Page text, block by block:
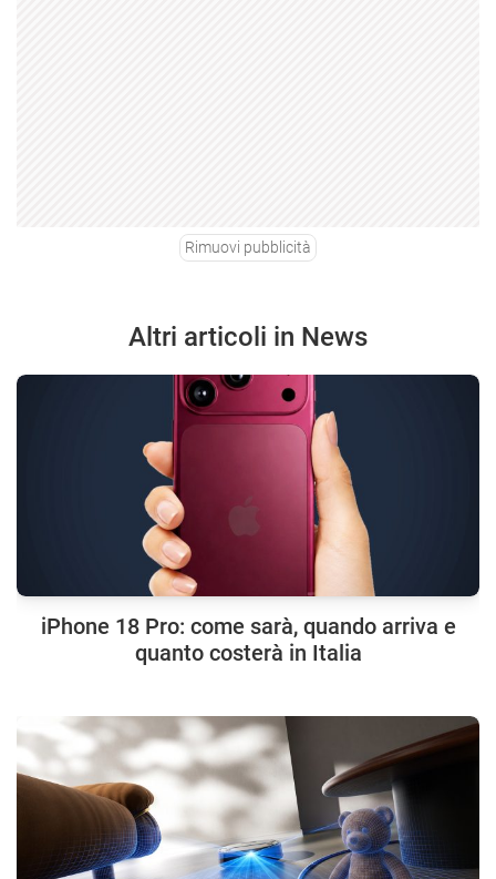
Rimuovi pubblicità
Altri articoli in News
iPhone 18 Pro: come sarà, quando arriva e
quanto costerà in Italia